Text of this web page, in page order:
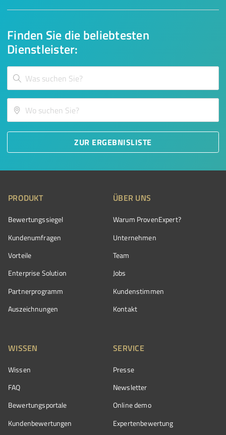
Finden Sie die beliebtesten
Dienstleister:
ZUR ERGEBNISLISTE
PRODUKT
Bewertungssiegel
Kundenumfragen
Vorteile
Enterprise Solution
Partnerprogramm
Auszeichnungen
ÜBER UNS
Warum ProvenExpert?
Unternehmen
Team
Jobs
Kundenstimmen
Kontakt
WISSEN
Wissen
FAQ
Bewertungsportale
Kundenbewertungen
SERVICE
Presse
Newsletter
Online demo
Expertenbewertung